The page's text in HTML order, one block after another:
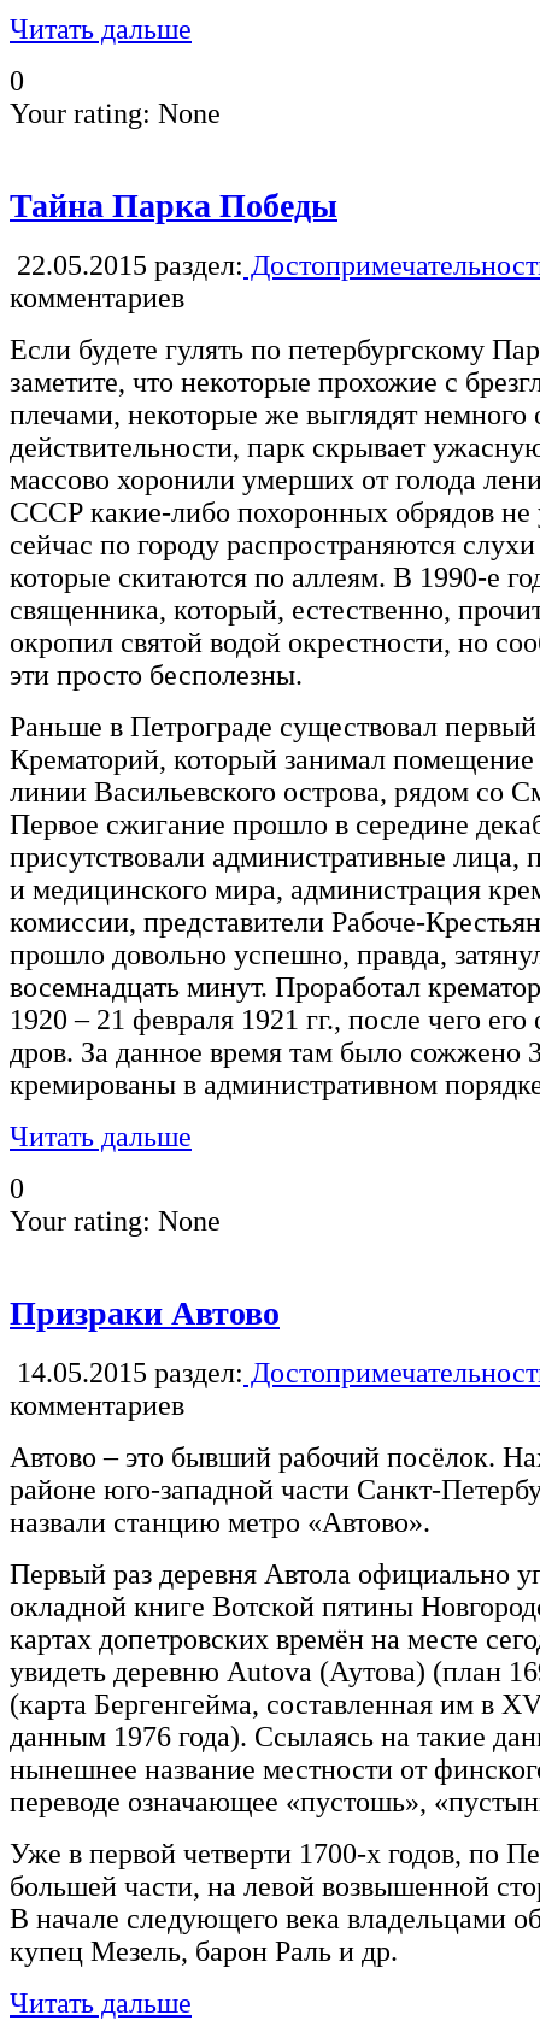
Читать дальше
0
Your rating: None
Тайна Парка Победы
22.05.2015 раздел:
комментариев
Если будете гулять по петербургскому
заметите, что некоторые прохожие с
плечами, некоторые же выглядят
действительности, парк скрывает
массово хоронили умерших от голода
СССР какие-либо похоронных обрядов не
сейчас по городу распространяются
которые скитаются по аллеям. В 1990-е
священника, который, естественно,
окропил святой водой окрестности, но
эти просто бесполезны.
Раньше в Петрограде существовал
Крематорий, который занимал
линии Васильевского острова, рядом со
Первое сжигание прошло в середине
присутствовали административные лица,
и медицинского мира, администрация
комиссии, представители Рабоче-
прошло довольно успешно, правда,
восемнадцать минут. Проработал
1920 – 21 февраля 1921 гг., после чего
дров. За данное время там было сожжено
кремированы в административном
Читать дальше
0
Your rating: None
Призраки Автово
14.05.2015 раздел:
комментариев
Автово – это бывший рабочий посёлок.
районе юго-западной части Санкт-
назвали станцию метро «Автово».
Первый раз деревня Автола официально
окладной книге Вотской пятины
картах допетровских времён на месте
увидеть деревню Autova (Аутова) (план
(карта Бергенгейма, составленная им в
данным 1976 года). Ссылаясь на такие
нынешнее название местности от
переводе означающее «пустошь»,
Уже в первой четверти 1700-х годов, по
большей части, на левой возвышенной
В начале следующего века владельцами
купец Мезель, барон Раль и др.
Читать дальше